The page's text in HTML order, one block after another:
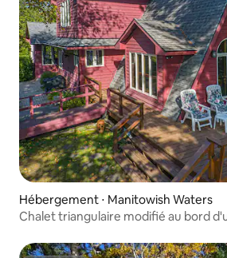
Hébergement ⋅ Manitowish Waters
Chalet triangulaire modifié au bord